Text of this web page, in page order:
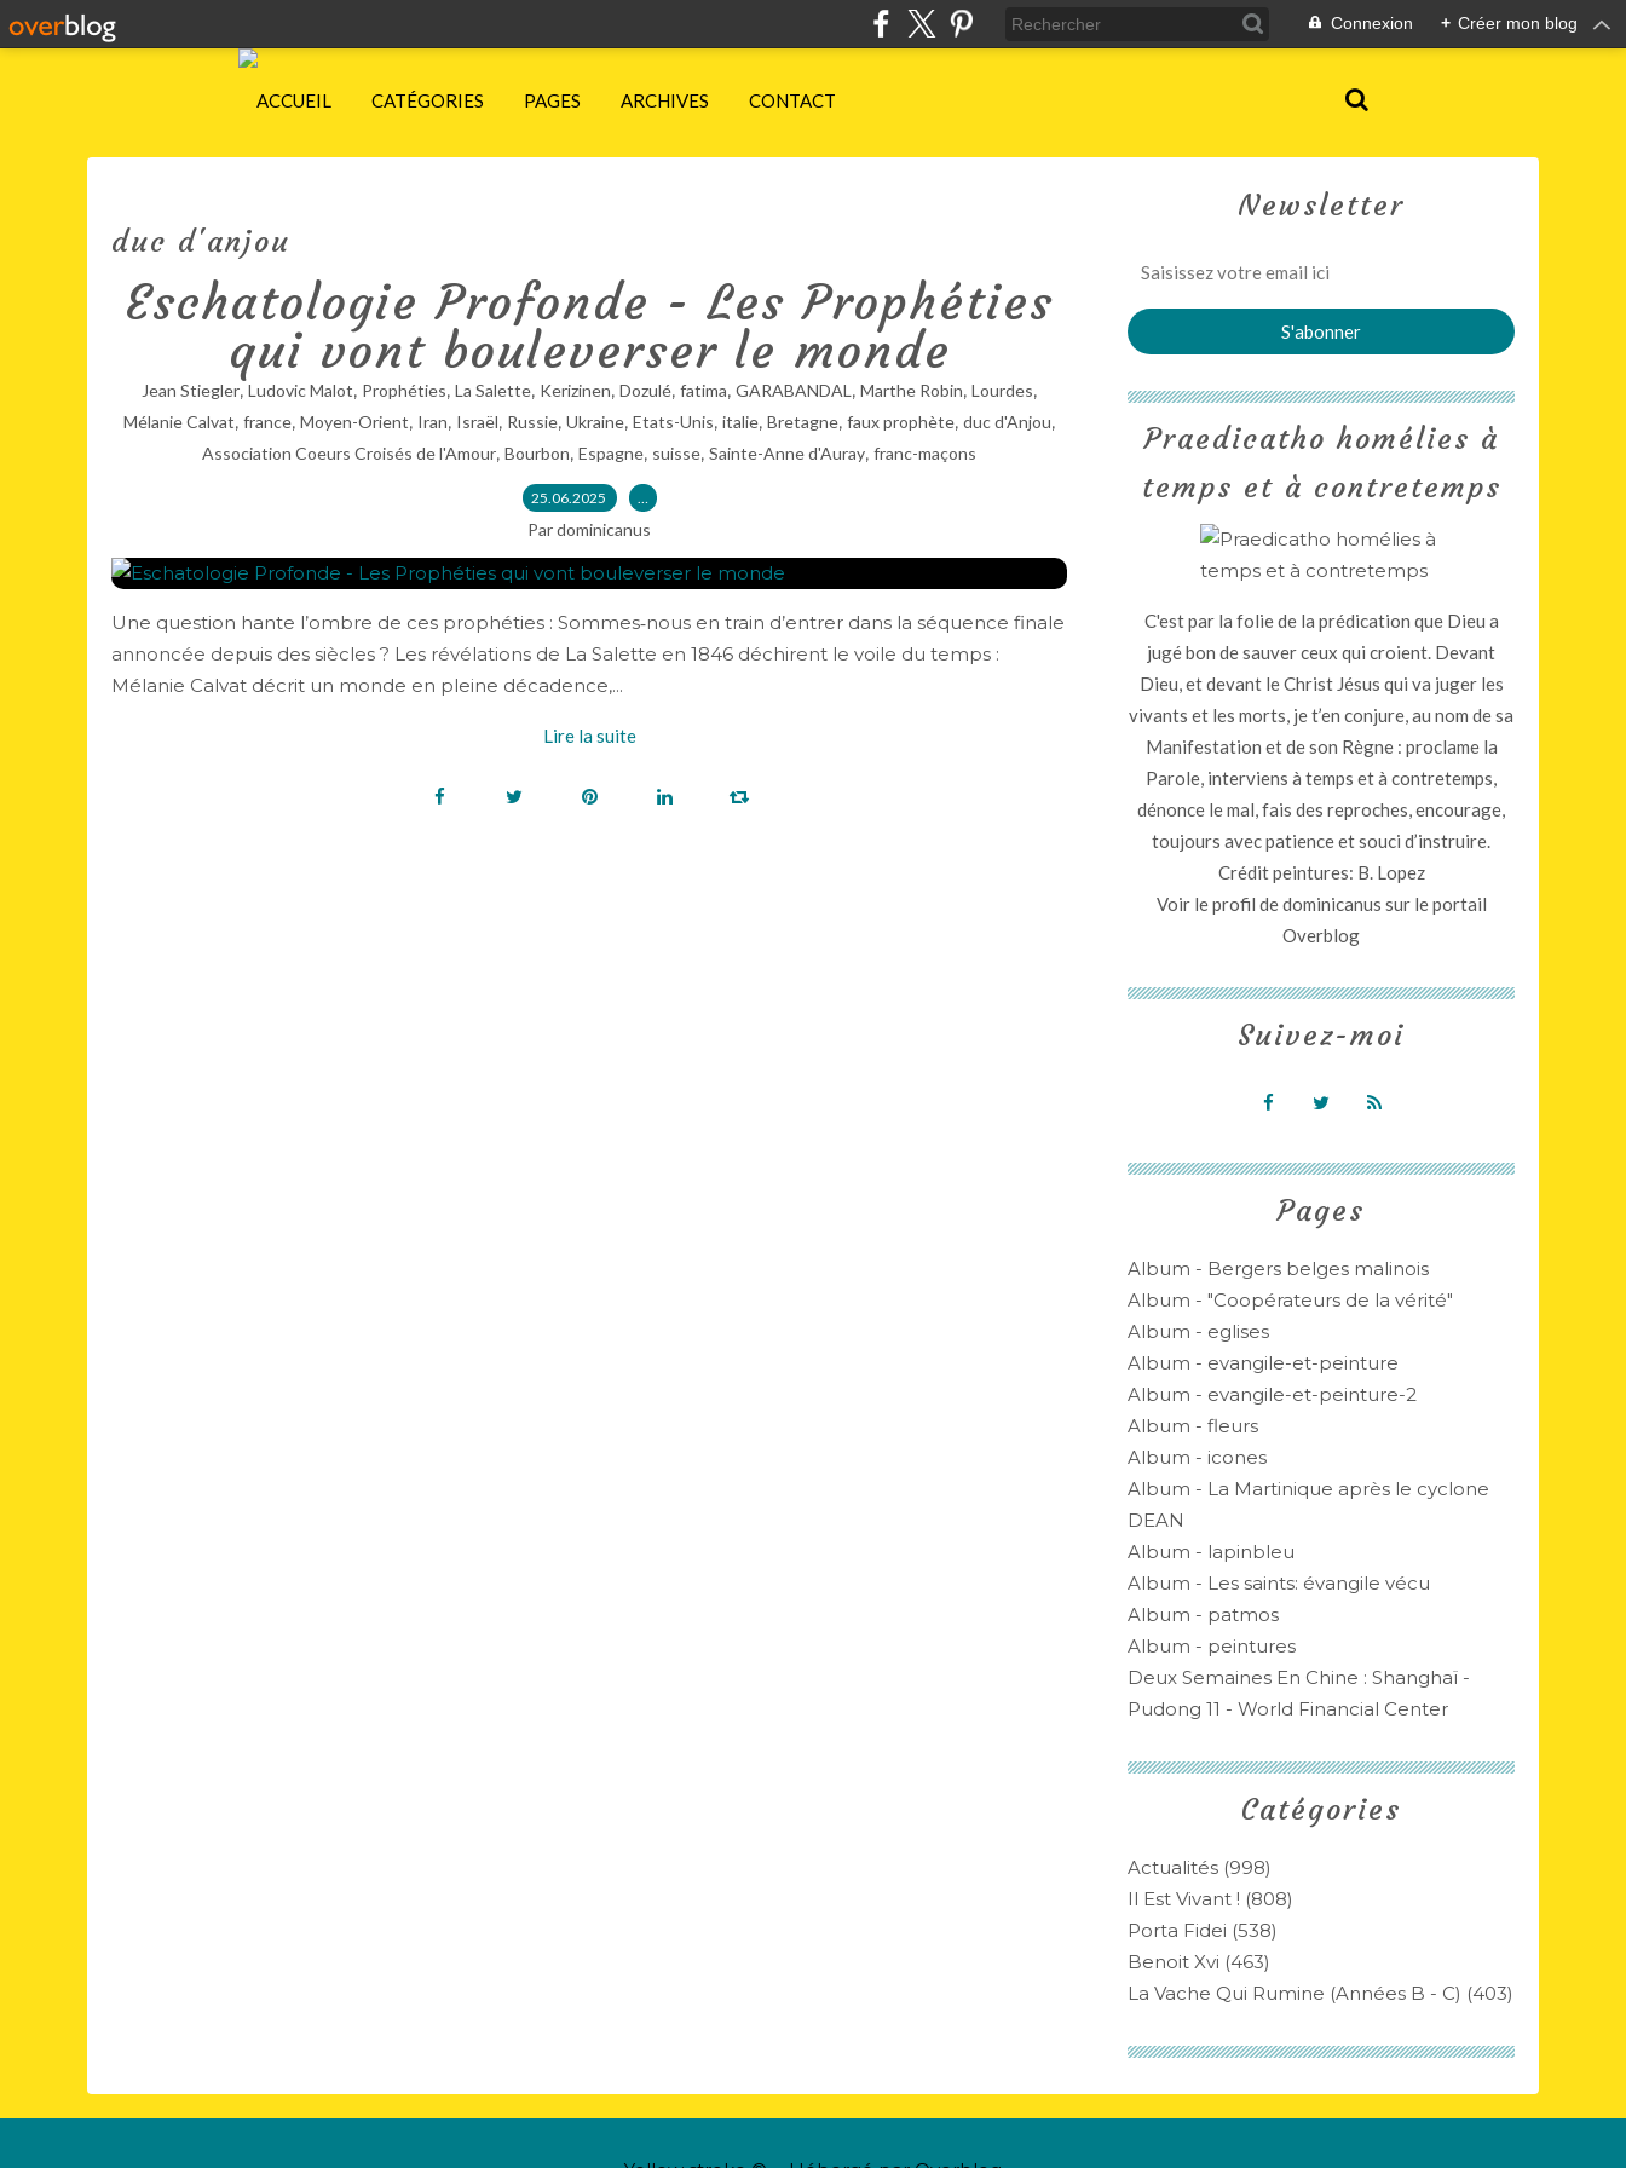
Connexion + Créer mon blog
ACCUEIL CATÉGORIES PAGES ARCHIVES CONTACT
duc d'anjou
Eschatologie Profonde - Les Prophéties
qui vont bouleverser le monde
Jean Stiegler, Ludovic Malot, Prophéties, La Salette, Kerizinen, Dozulé, fatima, GARABANDAL , Marthe Robin, Lourdes,
Mélanie Calvat, france, Moyen-Orient, Iran, Israël, Russie, Ukraine, Etats-Unis, italie, Bretagne, faux prophète, duc d'Anjou,
Association Coeurs Croisés de l'Amour, Bourbon, Espagne, suisse, Sainte-Anne d'Auray, franc-maçons
25.06.2025 …
Par dominicanus
Une question hante l’ombre de ces prophéties : Sommes‑nous en train d’entrer dans la séquence finale
annoncée depuis des siècles ? Les révélations de La Salette en 1846 déchirent le voile du temps :
Mélanie Calvat décrit un monde en pleine décadence,...
Lire la suite
Newsletter
Catégories
Actualités (998)
Il Est Vivant ! (808)
Porta Fidei (538)
Benoit Xvi (463)
La Vache Qui Rumine (années B - C) (403)
Pages
Album - Bergers belges malinois
Album - "Coopérateurs de la vérité"
Album - eglises
Album - evangile-et-peinture
Album - evangile-et-peinture-2
Album - fleurs
Album - icones
Album - La Martinique après le cyclone
DEAN
Album - lapinbleu
Album - Les saints: évangile vécu
Album - patmos
Album - peintures
Deux Semaines En Chine : Shanghaï -
Pudong 11 - World Financial Center
Praedicatho homélies à
temps et à contretemps
C'est par la folie de la prédication que Dieu a
jugé bon de sauver ceux qui croient. Devant
Dieu, et devant le Christ Jésus qui va juger les
vivants et les morts, je t’en conjure, au nom de sa
Manifestation et de son Règne : proclame la
Parole, interviens à temps et à contretemps,
dénonce le mal, fais des reproches, encourage,
toujours avec patience et souci d’instruire.
Crédit peintures: B. Lopez
Voir le profil dedominicanus sur le portail
Overblog
Suivez-moi